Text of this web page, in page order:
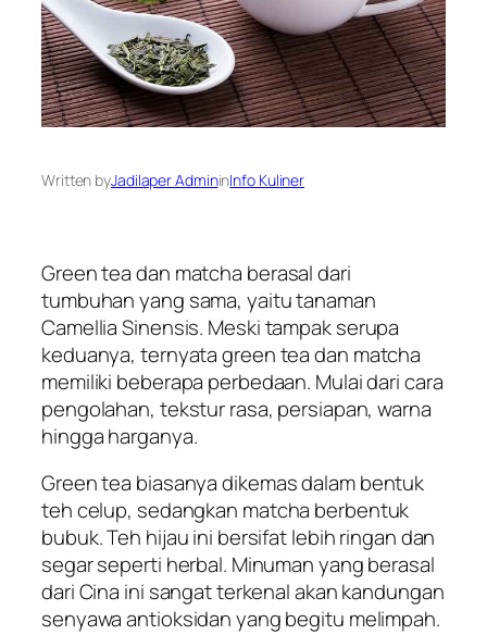
Written byJadilaper AdmininInfo Kuliner
Green teadan matcha berasal dari
tumbuhan yang sama, yaitu tanaman
Camellia Sinensis. Meski tampak serupa
keduanya, ternyatagreen teadan matcha
memiliki beberapa perbedaan. Mulai dari cara
pengolahan, tekstur rasa, persiapan, warna
hingga harganya.
Green tea biasanya dikemas dalam bentuk
teh celup, sedangkan matcha berbentuk
bubuk. Teh hijau ini bersifat lebih ringan dan
segar seperti herbal. Minuman yang berasal
dari Cina ini sangat terkenal akan kandungan
senyawa antioksidan yang begitu melimpah.